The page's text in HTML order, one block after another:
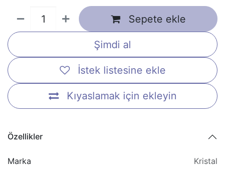
Sepete ekle
Şimdi al
Kıyaslamak için ekleyin
İstek listesine ekle
Özellikler
Marka Kristal